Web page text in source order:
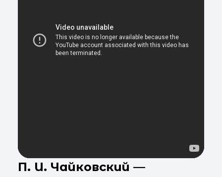
П. И. Чайковский —